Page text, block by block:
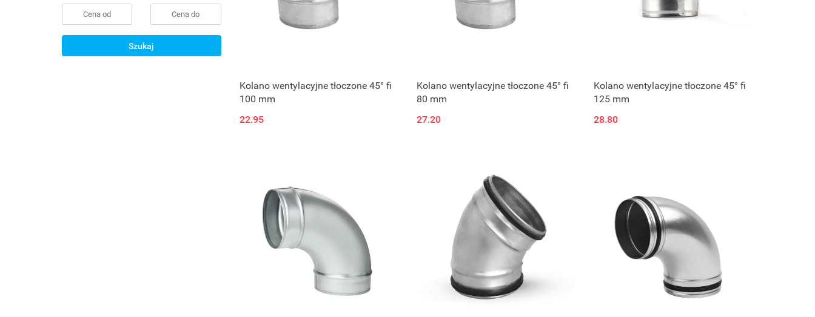
Szukaj
Kolano wentylacyjne tłoczone 45° fi
100 mm
22.95
Kolano wentylacyjne tłoczone 45° fi
80 mm
27.20
Kolano wentylacyjne tłoczone 45° fi
125 mm
28.80